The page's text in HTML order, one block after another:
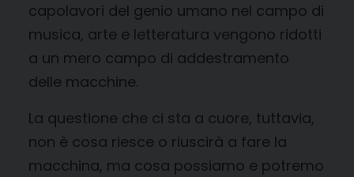
capolavori del genio umano nel campo di
musica, arte e letteratura vengono ridotti
a un mero campo di addestramento
delle macchine.
La questione che ci sta a cuore, tuttavia,
non è cosa riesce o riuscirà a fare la
macchina, ma cosa possiamo e potremo